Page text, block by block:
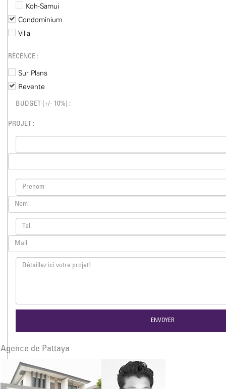
Koh-Samui
Condominium
Villa
RÉCENCE :
Sur Plans
Revente
BUDGET (+/- 10%) :
PROJET :
Agence de Pattaya